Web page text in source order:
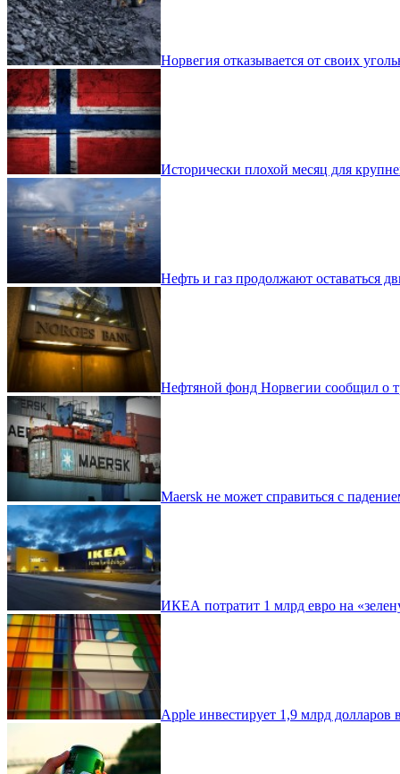
Норвегия отказывается от своих
Исторически плохой месяц для
Нефть и газ продолжают оставаться
Нефтяной фонд Норвегии сообщил о
Maersk не может справиться с
ИКЕА потратит 1 млрд евро на
Apple инвестирует 1,9 млрд